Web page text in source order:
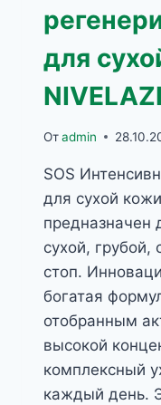
для
Отadmin
SOS
для сухой
предназначен
сухой, грубой,
стоп.
богатая
отобранным
высокой
комплексный
каждый день.